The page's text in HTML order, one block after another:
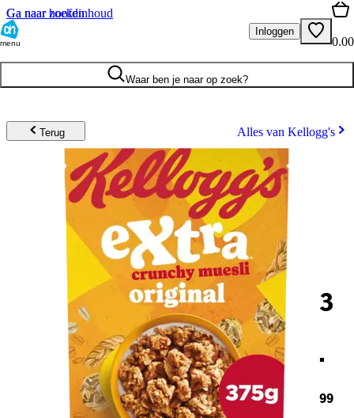
Ga naar hoofdinhoud
Ga naar zoeken
menu
Inloggen
0.00
Waar ben je naar op zoek?
Terug Alles van Kellogg's
3
.
99